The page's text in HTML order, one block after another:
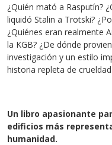
¿Quién mató a Rasputín?
liquidó Stalin a Trotski?
¿Quiénes eran realmente
la KGB? ¿De dónde
investigación y un estilo
historia repleta de
Un libro apasionante
edificios más
humanidad.